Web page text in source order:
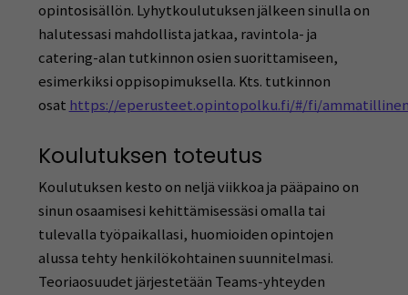
opintosisällön. Lyhytkoulutuksen jälkeen sinulla on
halutessasi mahdollista jatkaa, ravintola- ja
catering-alan tutkinnon osien suorittamiseen,
esimerkiksi oppisopimuksella. Kts. tutkinnon
osat https://eperusteet.opintopolku.fi/#/fi/
Koulutuksen toteutus
Koulutuksen kesto on neljä viikkoa ja pääpaino on
sinun osaamisesi kehittämisessäsi omalla tai
tulevalla työpaikallasi, huomioiden opintojen
alussa tehty henkilökohtainen suunnitelmasi.
Teoriaosuudet järjestetään Teams-yhteyden